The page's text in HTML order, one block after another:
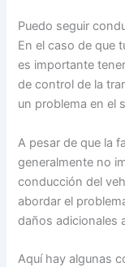
Puedo seguir
En el caso de que
es importante
de control de la
un problema en el
A pesar de que la
generalmente no
conducción del
abordar el
daños adicionales
Aquí hay algunas